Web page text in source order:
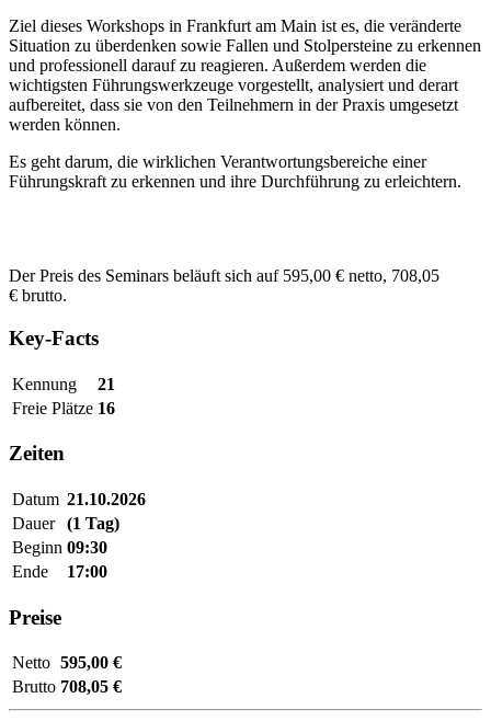
Ziel dieses Workshops in Frankfurt am Main ist es, die veränderte
Situation zu überdenken sowie Fallen und Stolpersteine zu erkennen
und professionell darauf zu reagieren. Außerdem werden die
wichtigsten Führungswerkzeuge vorgestellt, analysiert und derart
aufbereitet, dass sie von den Teilnehmern in der Praxis umgesetzt
werden können.
Es geht darum, die wirklichen Verantwortungsbereiche einer
Führungskraft zu erkennen und ihre Durchführung zu erleichtern.
Der Preis des Seminars beläuft sich auf 595,00 € netto, 708,05
€ brutto.
Key-Facts
Kennung
21
Freie Plätze 16
Zeiten
Datum 21.10.2026
Dauer
(1 Tag)
Beginn 09:30
Ende
17:00
Preise
Netto 595,00 €
Brutto 708,05 €